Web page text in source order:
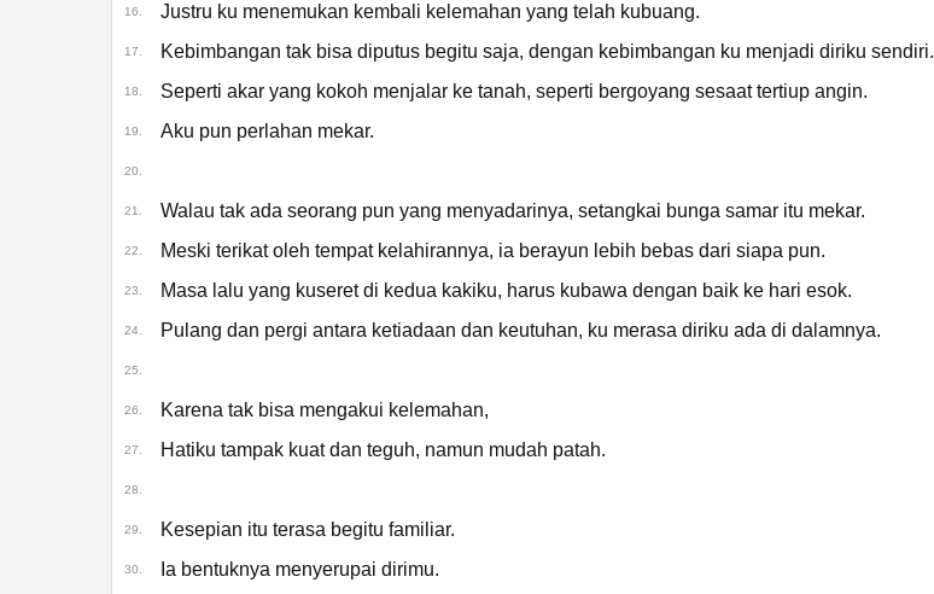
16. Justru ku menemukan kembali kelemahan yang telah kubuang.
17. Kebimbangan tak bisa diputus begitu saja, dengan kebimbangan ku menjadi diriku sendiri.
18. Seperti akar yang kokoh menjalar ke tanah, seperti bergoyang sesaat tertiup angin.
19. Aku pun perlahan mekar.
20.
21. Walau tak ada seorang pun yang menyadarinya, setangkai bunga samar itu mekar.
22. Meski terikat oleh tempat kelahirannya, ia berayun lebih bebas dari siapa pun.
23. Masa lalu yang kuseret di kedua kakiku, harus kubawa dengan baik ke hari esok.
24. Pulang dan pergi antara ketiadaan dan keutuhan, ku merasa diriku ada di dalamnya.
25.
26. Karena tak bisa mengakui kelemahan,
27. Hatiku tampak kuat dan teguh, namun mudah patah.
28.
29. Kesepian itu terasa begitu familiar.
30. Ia bentuknya menyerupai dirimu.